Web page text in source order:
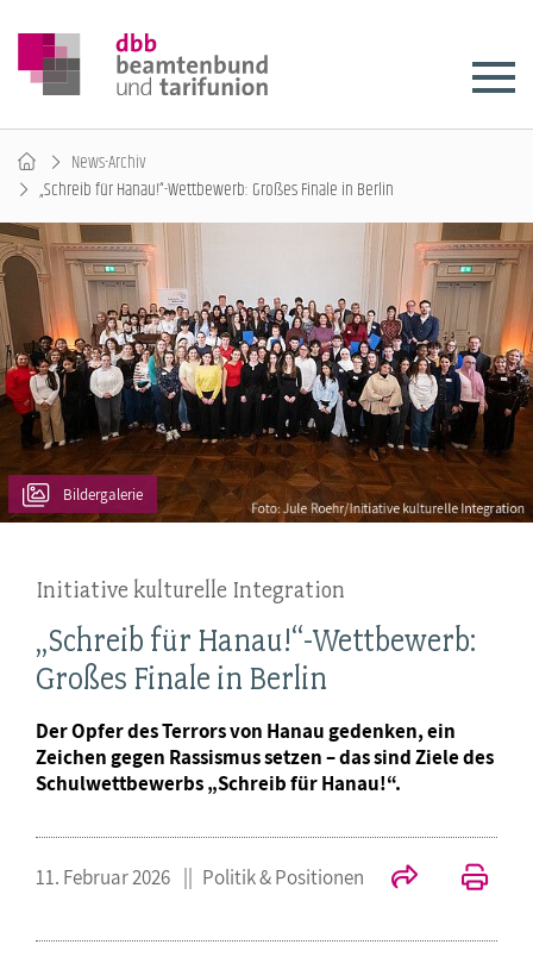
News-Archiv
„Schreib für Hanau!“-Wettbewerb: Großes Finale in Berlin
Bildergalerie
Initiative kulturelle Integration
„Schreib für Hanau!“-Wettbewerb:
Großes Finale in Berlin
Der Opfer des Terrors von Hanau gedenken, ein
Zeichen gegen Rassismus setzen – das sind Ziele des
Schulwettbewerbs „Schreib für Hanau!“.
11. Februar 2026 Politik & Positionen